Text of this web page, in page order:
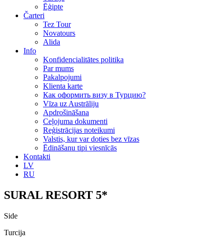
Ēģipte
Čarteri
Tez Tour
Novatours
Alida
Info
Konfidencialitātes politika
Par mums
Рakalpojumi
Klienta karte
Как оформить визу в Турцию?
Vīza uz Austrāliju
Apdrošināšana
Ceļojuma dokumenti
Reģistrācijas noteikumi
Valstis, kur var doties bez vīzas
Ēdināšanu tipi viesnīcās
Kontakti
LV
RU
SURAL RESORT 5*
Side
Turcija